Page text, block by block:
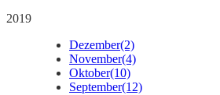
2019
Dezember(2)
November(4)
Oktober(10)
September(12)